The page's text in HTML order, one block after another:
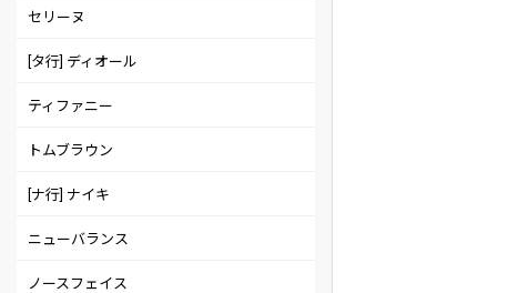
セリーヌ
[タ行] ディオール
ティファニー
トムブラウン
[ナ行] ナイキ
ニューバランス
ノースフェイス